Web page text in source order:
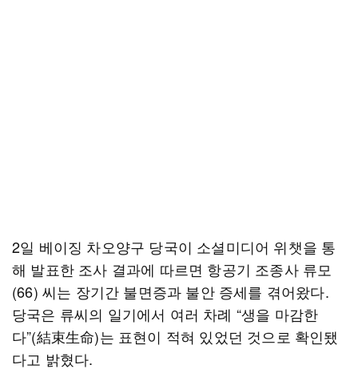
2일 베이징 차오양구 당국이 소셜미디어 위챗을 통
해 발표한 조사 결과에 따르면 항공기 조종사 류모
(66) 씨는 장기간 불면증과 불안 증세를 겪어왔다.
당국은 류씨의 일기에서 여러 차례 “생을 마감한
다”(結束生命)는 표현이 적혀 있었던 것으로 확인됐
다고 밝혔다.